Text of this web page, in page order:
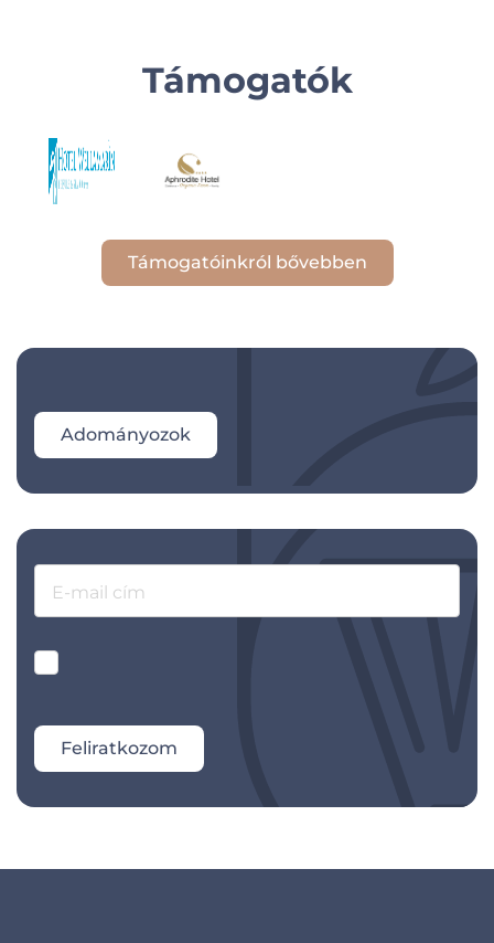
Támogatók
Támogatóinkról bővebben
Adományozok
E-mail cím
Feliratkozom